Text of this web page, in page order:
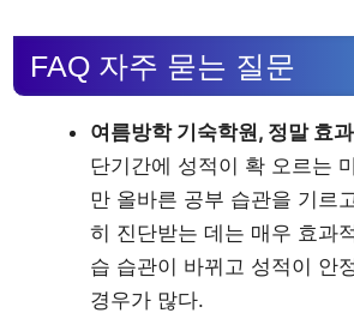
FAQ 자주 묻는 질문
여름방학 기숙학원, 정말 효
단기간에 성적이 확 오르는
만 올바른 공부 습관을 기르
히 진단받는 데는 매우 효과
습 습관이 바뀌고 성적이 안
경우가 많다.